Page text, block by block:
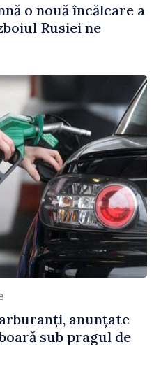
o nouă încălcare a
Rusiei ne
anunțate
sub pragul de